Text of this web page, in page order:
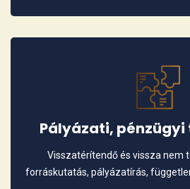
Pályázati,
Visszatérítendő és vissza nem
forráskutatás, pályázatírás,